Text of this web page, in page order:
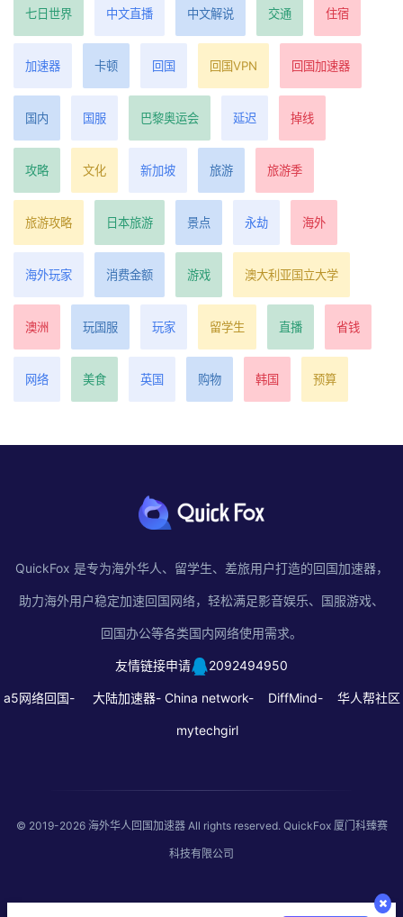
七日世界 中文直播 中文解说 交通 住宿
加速器 卡顿 回国 回国VPN 回国加速器
国内 国服 巴黎奥运会 延迟 掉线
攻略 文化 新加坡 旅游 旅游季
旅游攻略 日本旅游 景点 永劫 海外
海外玩家 消费金额 游戏 澳大利亚国立大学
澳洲 玩国服 玩家 留学生 直播 省钱
网络 美食 英国 购物 韩国 预算
QuickFox 是专为海外华人、留学生、差旅用户打造的回国加速器，
助力海外用户稳定加速回国网络，轻松满足影音娱乐、国服游戏、
回国办公等各类国内网络使用需求。
友情链接申请 2092494950
a5网络回国- 大陆加速器- China network- DiffMind- 华人帮社区
mytechgirl
© 2019-2026 海外华人回国加速器All rights reserved. QuickFox 厦门科臻赛
科技有限公司